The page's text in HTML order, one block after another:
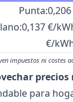
Punta:
0,137 €/
€/
impuestos ni costes
para